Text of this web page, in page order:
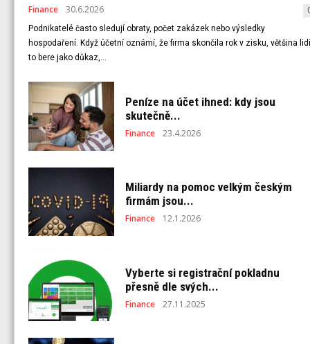
Finance 30.6.2026
Podnikatelé často sledují obraty, počet zakázek nebo výsledky
hospodaření. Když účetní oznámí, že firma skončila rok v zisku, většina lidí
to bere jako důkaz,...
Peníze na účet ihned: kdy jsou
skutečně...
Finance 23.4.2026
Miliardy na pomoc velkým českým
firmám jsou...
Finance 12.1.2026
Vyberte si registrační pokladnu
přesně dle svých...
Finance 27.11.2025